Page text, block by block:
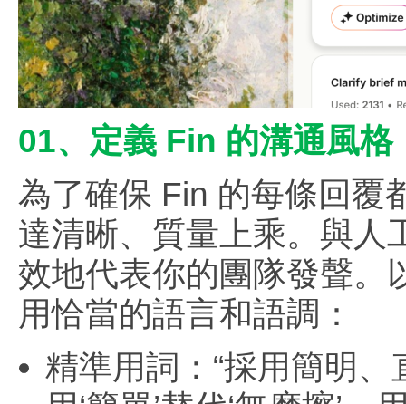
01、定義 Fin 的溝通風格
為了確保 Fin 的每條回覆
達清晰、質量上乘。與人
效地代表你的團隊發聲。
用恰當的語言和語調：
精準用詞：“採用簡明